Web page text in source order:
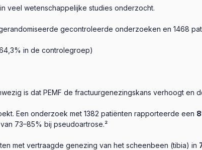
veel wetenschappelijke studies onderzocht.
gecontroleerde onderzoeken en 1468
in de controlegroep)
is dat PEMF de fractuurgenezingskans verhoogt en
Een onderzoek met 1382 patiënten rapporteerde een
73–85% bij pseudoartrose.²
met vertraagde genezing van het scheenbeen (tibia) in